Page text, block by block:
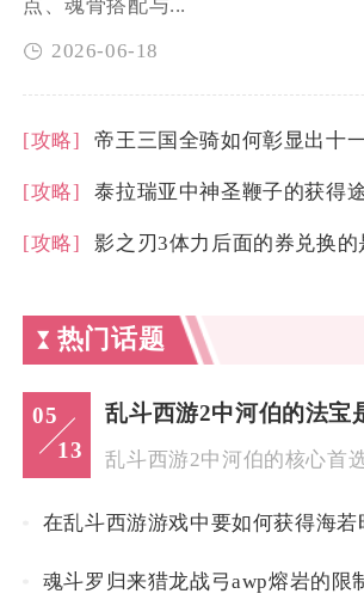
点、魂骨搭配与...
2026-06-18
[攻略] 帝王三国全骑如何彰显出十
[攻略]
[攻略] 影之刃3体力后面的券兑换的
热门话题
05
13
乱斗西游2中河伯的法宝
在乱斗西游游戏中要如何获得海若